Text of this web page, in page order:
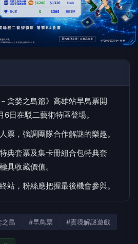
貪婪之島篇》高雄站早鳥票開
日在駁二藝術特區登場。
票，強調團隊合作解謎的樂趣。
典套票及集卡冊組合包特典套
具收藏價值。
站，粉絲應把握最後機會參與。
之島 #早鳥票 #實境解謎遊戲